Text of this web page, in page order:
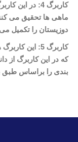
کاربرگ 4: در
ماهی ها تحقیق می
دوزیستان را تکمیل
که در این کاربرگ
بندی را براساس طبق